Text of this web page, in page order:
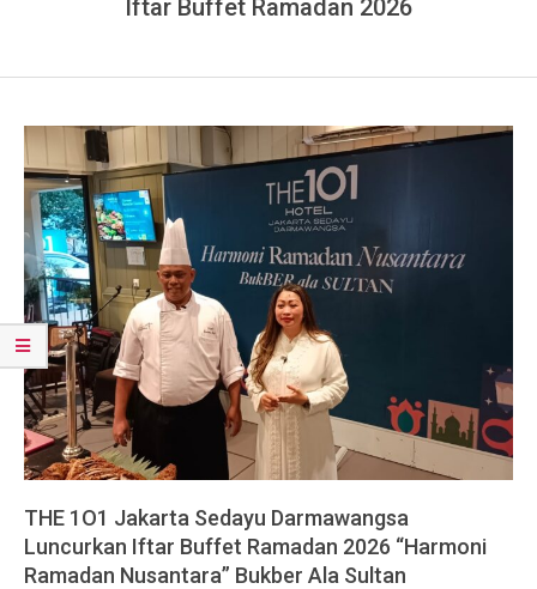
Iftar Buffet Ramadan 2026
THE 1O1 Jakarta Sedayu Darmawangsa
Luncurkan Iftar Buffet Ramadan 2026 “Harmoni
Ramadan Nusantara” Bukber Ala Sultan